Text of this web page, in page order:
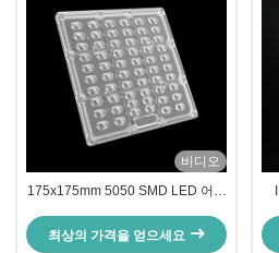
비디오
175x175mm 5050 SMD LED 어레
즈 60W 120W 거리 조명
최상의 가격을 얻으세요